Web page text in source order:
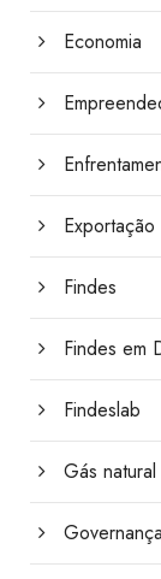
Economia
Exportação
Findes
Findes em
Findeslab
Gás natural